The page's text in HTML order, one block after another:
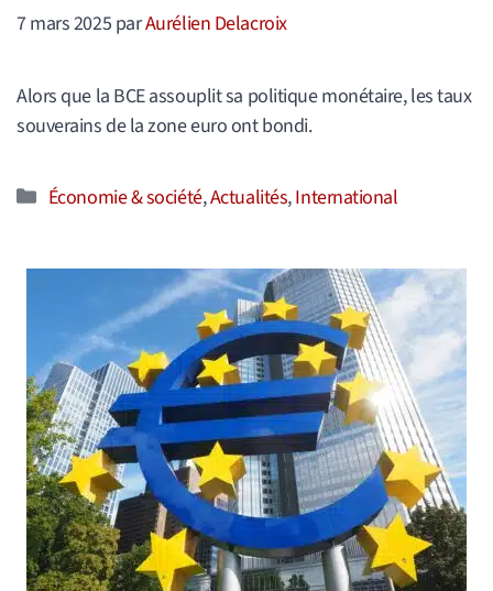
7 mars 2025 parAurélien Delacroix
Alors que la BCE assouplit sa politique monétaire, les taux
souverains de la zone euro ont bondi.
Catégories
Économie & société,Actualités,International